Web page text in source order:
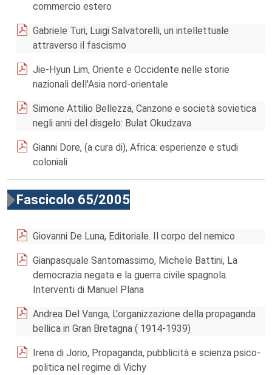
commercio estero
Gabriele Turi, Luigi Salvatorelli, un intellettuale
attraverso il fascismo
Jie-Hyun Lim, Oriente e Occidente nelle storie
nazionali dell'Asia nord-orientale
Simone Attilio Bellezza, Canzone e società sovietica
negli anni del disgelo: Bulat Okudzava
Gianni Dore, (a cura di), Africa: esperienze e studi
coloniali
Fascicolo 65/2005
Giovanni De Luna, Editoriale. Il corpo del nemico
Gianpasquale Santomassimo, Michele Battini, La
democrazia negata e la guerra civile spagnola.
Interventi di Manuel Plana
Andrea Del Vanga, L'organizzazione della propaganda
bellica in Gran Bretagna ( 1914-1939)
Irena di Jorio, Propaganda, pubblicità e scienza psico-
politica nel regime di Vichy